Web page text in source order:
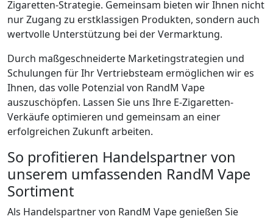
Zigaretten-Strategie. Gemeinsam bieten wir Ihnen nicht
nur Zugang zu erstklassigen Produkten, sondern auch
wertvolle Unterstützung bei der Vermarktung.
Durch maßgeschneiderte Marketingstrategien und
Schulungen für Ihr Vertriebsteam ermöglichen wir es
Ihnen, das volle Potenzial von RandM Vape
auszuschöpfen. Lassen Sie uns Ihre E-Zigaretten-
Verkäufe optimieren und gemeinsam an einer
erfolgreichen Zukunft arbeiten.
So profitieren Handelspartner von
unserem umfassenden RandM Vape
Sortiment
Als Handelspartner von RandM Vape genießen Sie